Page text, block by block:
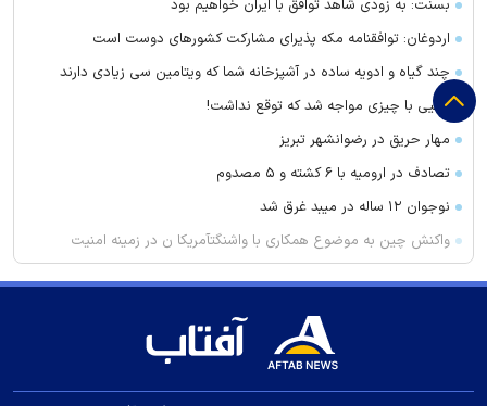
بسنت: به زودی شاهد توافق با ایران خواهیم بود
اردوغان: توافقنامه مکه پذیرای مشارکت کشور‌های دوست است
چند گیاه و ادویه ساده در آشپزخانه شما که ویتامین سی زیادی دارند
یحیی با چیزی مواجه شد که توقع نداشت!
مهار حریق در رضوانشهر تبریز
تصادف در ارومیه با ۶ کشته و ۵ مصدوم
نوجوان ۱۲ ساله در میبد غرق شد
واکنش چین به موضوع همکاری با واشنگتآمریکا ن در زمینه امنیت
حضور اهالی سینما در بزرگداشت مریم همتیان
گودبرداری مرگبار در ورامین؛ یک نفر جان باخت